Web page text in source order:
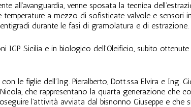
all’avanguardia, venne sposata la tecnica
a mezzo di sofisticate valvole e sensori in
durante le fasi di gramolatura e di estrazione.
IGP Sicilia e in biologico dell’Oleificio, subito ottenute
le figlie dell’Ing. Pieralberto, Dott.ssa Elvira e Ing.
che rappresentano la quarta generazione che
l’attività avviata dal bisnonno Giuseppe e che si